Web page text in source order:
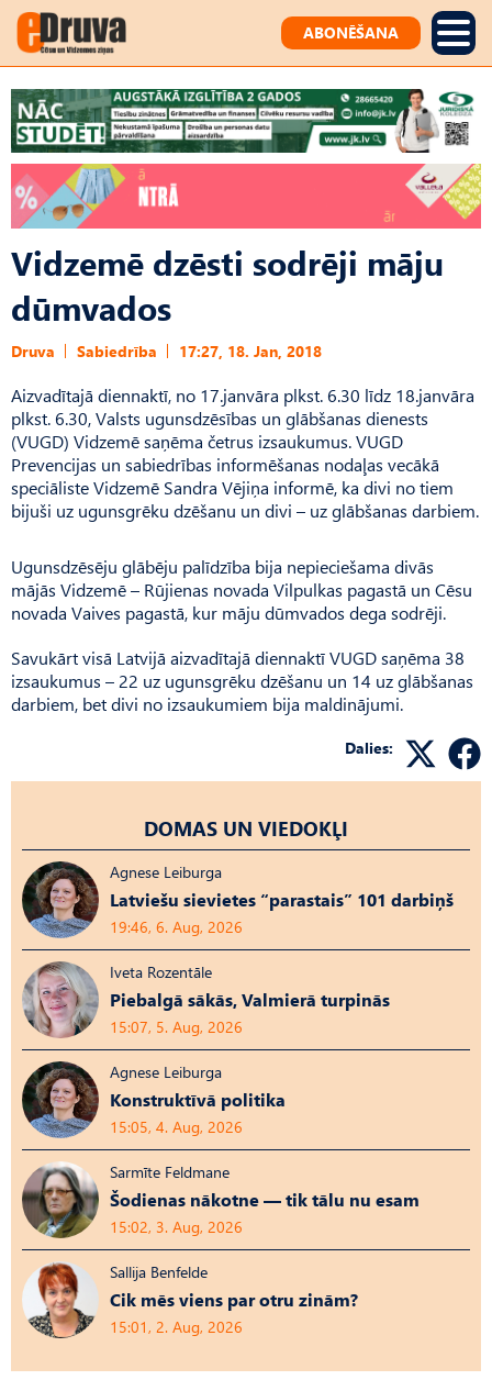
ABONĒŠANA
Vidzemē dzēsti sodrēji māju
dūmvados
Druva Sabiedrība 17:27, 18. Jan, 2018
Aizvadītajā diennaktī, no 17.janvāra plkst. 6.30 līdz 18.janvāra
plkst. 6.30, Valsts ugunsdzēsības un glābšanas dienests
(VUGD) Vidzemē saņēma četrus izsaukumus. VUGD
Prevencijas un sabiedrības informēšanas nodaļas vecākā
speciāliste Vidzemē Sandra Vējiņa informē, ka divi no tiem
bijuši uz ugunsgrēku dzēšanu un divi – uz glābšanas darbiem.
Ugunsdzēsēju glābēju palīdzība bija nepieciešama divās
mājās Vidzemē – Rūjienas novada Vilpulkas pagastā un Cēsu
novada Vaives pagastā, kur māju dūmvados dega sodrēji.
Savukārt visā Latvijā aizvadītajā diennaktī VUGD saņēma 38
izsaukumus – 22 uz ugunsgrēku dzēšanu un 14 uz glābšanas
darbiem, bet divi no izsaukumiem bija maldinājumi.
Dalies:
DOMAS UN VIEDOKĻI
Agnese Leiburga
Latviešu sievietes “parastais” 101 darbiņš
19:46, 6. Aug, 2026
Iveta Rozentāle
Piebalgā sākās, Valmierā turpinās
15:07, 5. Aug, 2026
Agnese Leiburga
Konstruktīvā politika
15:05, 4. Aug, 2026
Sarmīte Feldmane
Šodienas nākotne — tik tālu nu esam
15:02, 3. Aug, 2026
Sallija Benfelde
Cik mēs viens par otru zinām?
15:01, 2. Aug, 2026